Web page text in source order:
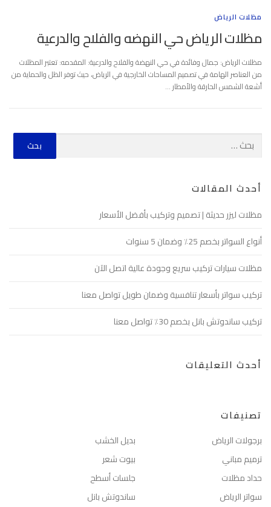
مظلات الرياض
مظلات الرياض حي النهضه والفلاح والدرعية
مظلات الرياض: جمال وفائدة في حي النهضة والفلاح والدرعية: المقدمه: تعتبر المظلات
من العناصر الهامة في تصميم المساحات الخارجية في الرياض، حيث توفر الظل والحماية من
أشعة الشمس الحارقة والأمطار …
أحدث المقالات
مظلات ليزر حديثة | تصميم وتركيب بأفضل الأسعار
أنواع السواتر بخصم 25٪ وضمان 5 سنوات
مظلات سيارات تركيب سريع وجودة عالية اتصل الآن
تركيب سواتر بأسعار تنافسية وضمان طويل تواصل معنا
تركيب ساندوتش بانل بخصم 30٪ تواصل معنا
أحدث التعليقات
تصنيفات
بديل الخشب
برجولات الرياض
بيوت شعر
ترميم مباني
جلسات أسطح
حداد مظلات
ساندوتش بانل
سواتر الرياض